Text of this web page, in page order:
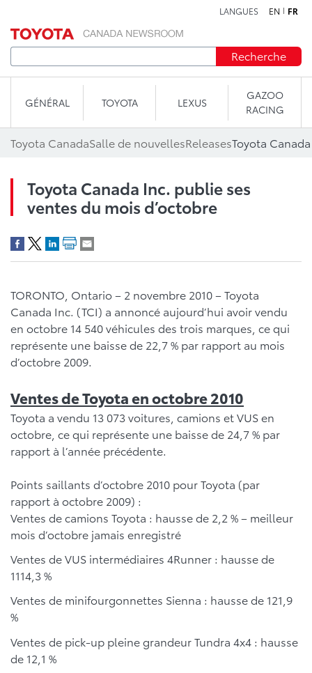
LANGUES EN FR
Recherche
GÉNÉRAL TOYOTA LEXUS
GAZOO
RACING
Toyota CanadaSalle de nouvellesReleases
Toyota Canada Inc. publie ses
ventes du mois d’octobre
TORONTO, Ontario – 2 novembre 2010 – Toyota
Canada Inc. (TCI) a annoncé aujourd’hui avoir vendu
en octobre 14 540 véhicules des trois marques, ce qui
représente une baisse de 22,7 % par rapport au mois
d’octobre 2009.
Ventes de Toyota en octobre 2010
Toyota a vendu 13 073 voitures, camions et VUS en
octobre, ce qui représente une baisse de 24,7 % par
rapport à l’année précédente.
Points saillants d’octobre 2010 pour Toyota (par
rapport à octobre 2009) :
Ventes de camions Toyota : hausse de 2,2 % – meilleur
mois d’octobre jamais enregistré
Ventes de VUS intermédiaires 4Runner : hausse de
1114,3 %
Ventes de minifourgonnettes Sienna : hausse de 121,9
%
Ventes de pick-up pleine grandeur Tundra 4x4 : hausse
de 12,1 %